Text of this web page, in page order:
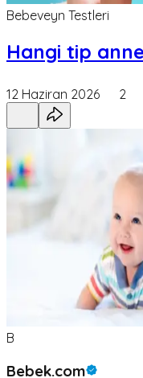
Bebeveyn Testleri
Hangi tip
12 Haziran 2026 2
B
Bebek.com